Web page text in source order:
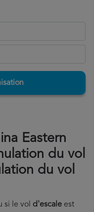
Eastern
du vol
du vol
si le vol d'escale est